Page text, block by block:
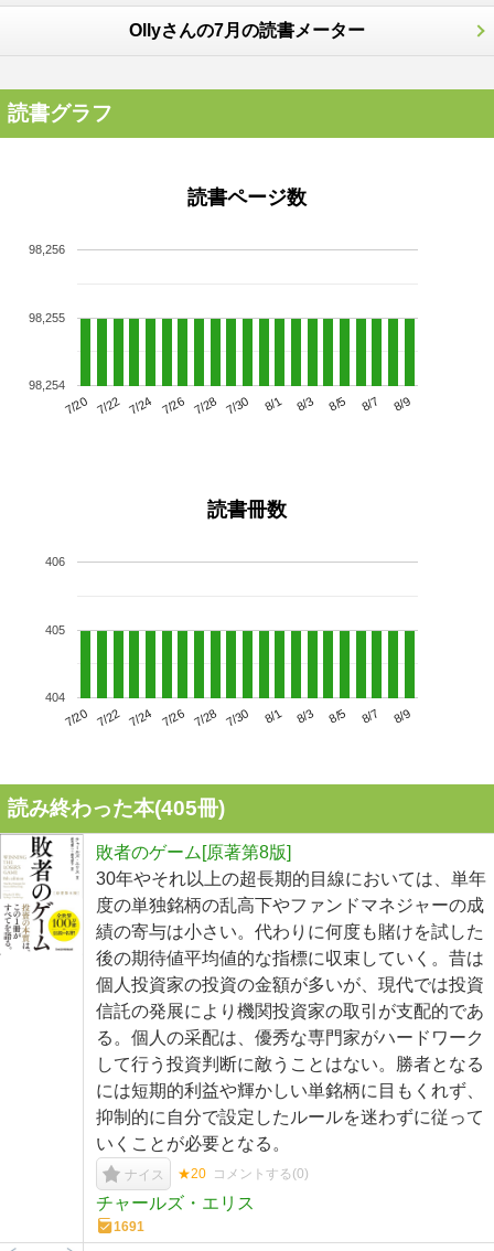
Ollyさんの7月の読書メーター
読書グラフ
読書ページ数
7/20 7/22 7/24 7/26 7/28 7/30 8/1 8/3 8/5 8/7 8/9
98,254
98,255
98,256
読書冊数
7/20 7/22 7/24 7/26 7/28 7/30 8/1 8/3 8/5 8/7 8/9
404
405
406
読み終わった本(405冊)
敗者のゲーム[原著第8版]
30年やそれ以上の超長期的目線においては、単年
度の単独銘柄の乱高下やファンドマネジャーの成
績の寄与は小さい。代わりに何度も賭けを試した
後の期待値平均値的な指標に収束していく。昔は
個人投資家の投資の金額が多いが、現代では投資
信託の発展により機関投資家の取引が支配的であ
る。個人の采配は、優秀な専門家がハードワーク
して行う投資判断に敵うことはない。勝者となる
には短期的利益や輝かしい単銘柄に目もくれず、
抑制的に自分で設定したルールを迷わずに従って
いくことが必要となる。
ナイス ★20 コメントする(0)
チャールズ・エリス
1691